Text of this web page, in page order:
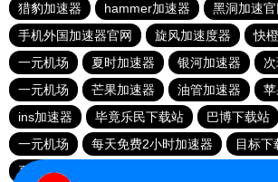
猎豹加速器
hammer加速器
黑洞加速官
手机外国加速器官网
旋风加速度器
快
一元机场
夏时加速器 银河加速器
一元机场
芒果加速器 油管加速器
ins加速器
毕竟乐民下载站 巴博下载站
一元机场
每天免费2小时加速器
目标下
夏时加速器